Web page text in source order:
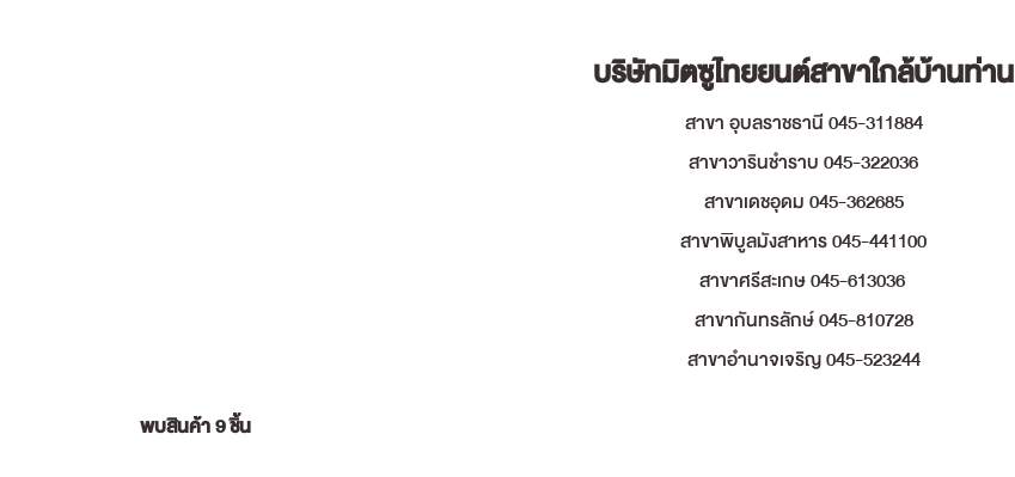
บริษัทมิตซูไทยยนต์สาขาใกล้บ้านท่าน
สาขา อุบลราชธานี 045-311884
สาขาวารินชำราบ 045-322036
สาขาเดชอุดม 045-362685
สาขาพิบูลมังสาหาร 045-441100
สาขาศรีสะเกษ 045-613036
สาขากันทรลักษ์ 045-810728
สาขาอำนาจเจริญ 045-523244
พบสินค้า 9 ชิ้น